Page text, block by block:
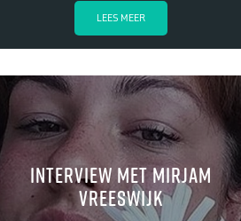
LEES MEER
Interview met Mirjam
Vreeswijk